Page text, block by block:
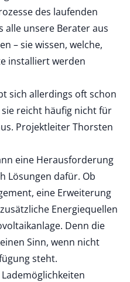
des laufenden
alle unsere Berater aus
– sie wissen, welche,
installiert werden
sich allerdings oft schon
reicht häufig nicht für
Projektleiter Thorsten
eine Herausforderung
Lösungen dafür. Ob
eine Erweiterung
Energiequellen
Denn die
Sinn, wenn nicht
steht.